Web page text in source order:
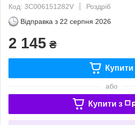
Код: 3C006151282V
Роздріб
Відправка з 22 серпня 2026
2 145 ₴
Купити
або
Купити з